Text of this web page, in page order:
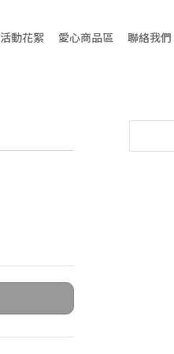
活動花絮 愛心商品區 聯絡我們